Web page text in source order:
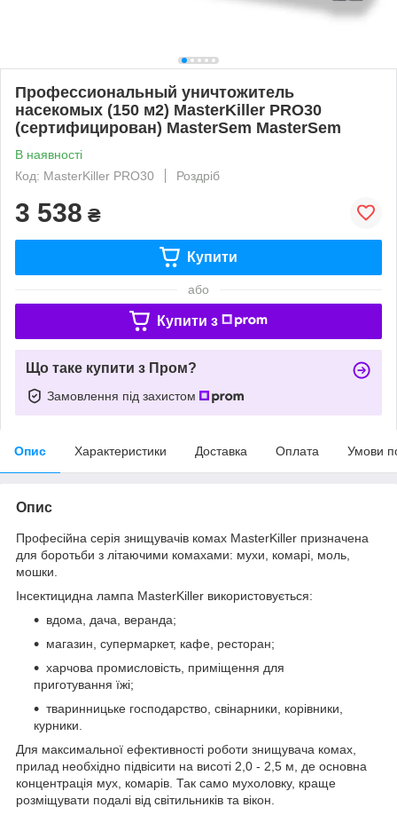
Профессиональный уничтожитель
насекомых (150 м2) MasterKiller PRO30
(сертифицирован) MasterSem MasterSem
В наявності
Код: MasterKiller PRO30
Роздріб
3 538 ₴
Купити
або
Купити з
Що таке купити з Пром?
Замовлення під захистом
Опис Характеристики Доставка Оплата Умови
Опис
Професійна серія знищувачів комах MasterKiller призначена
для боротьби з літаючими комахами: мухи, комарі, моль,
мошки.
Інсектицидна лампа MasterKiller використовується:
вдома, дача, веранда;
магазин, супермаркет, кафе, ресторан;
харчова промисловість, приміщення для
приготування їжі;
тваринницьке господарство, свінарники, корівники,
курники.
Для максимальної ефективності роботи знищувача комах,
прилад необхідно підвісити на висоті 2,0 - 2,5 м, де основна
концентрація мух, комарів. Так само мухоловку, краще
розміщувати подалі від світильників та вікон.